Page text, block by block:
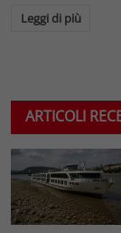
Leggi di più
ARTICOLI